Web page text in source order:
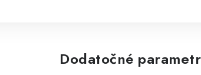
Dodatočné